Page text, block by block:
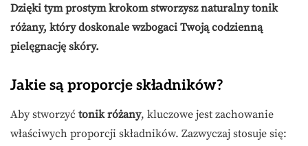
Dzięki tym prostym krokom stworzysz naturalny tonik
różany, który doskonale wzbogaci Twoją codzienną
pielęgnację skóry.
Jakie są proporcje składników?
Aby stworzyć tonik różany, kluczowe jest zachowanie
właściwych proporcji składników. Zazwyczaj stosuje się: